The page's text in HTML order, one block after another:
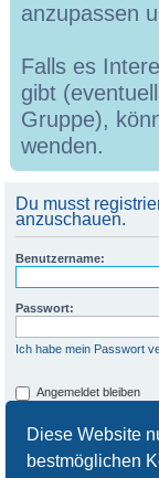
Diese Website
bestmöglichen
anzupassen
Falls es
gibt
Gruppe),
wenden.
Du musst
anzuschauen.
Benutzername:
Passwort:
Ich habe mein Passwort
Angemeldet bleiben